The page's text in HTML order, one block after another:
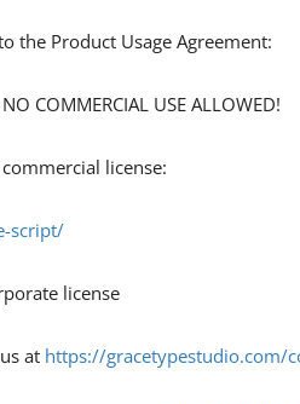
the Product Usage Agreement:
COMMERCIAL USE ALLOWED!
license:
script/
license
at https://gracetypestudio.com/